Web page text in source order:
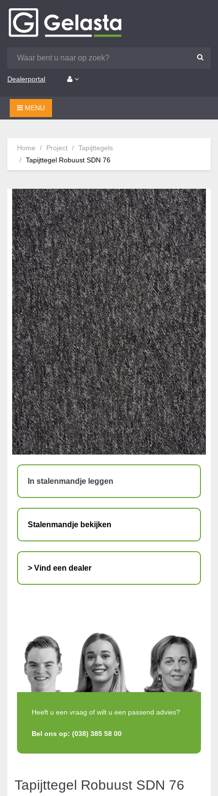
Dealerportal
MENU
Home Project
Tapijttegels
Tapijttegel Robuust SDN 76
In stalenmandje leggen
Stalenmandje bekijken
> Vind een dealer
Heeft u een vraag of wilt u een passend advies?
Bel ons op: (038) 385 58 00
Tapijttegel Robuust SDN 76